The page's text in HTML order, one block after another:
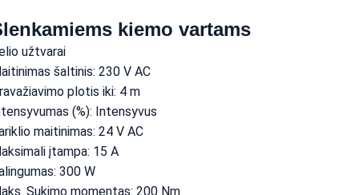
kiemo vartams
užtvarai
šaltinis: 230 V AC
plotis iki: 4 m
(%): Intensyvus
maitinimas: 24 V AC
įtampa: 15 A
300 W
Sukimo momentas: 200 Nm